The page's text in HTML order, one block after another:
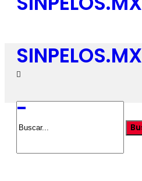
SINPELOS.MX
-